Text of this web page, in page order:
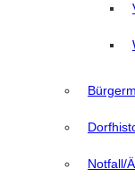
Notfall/